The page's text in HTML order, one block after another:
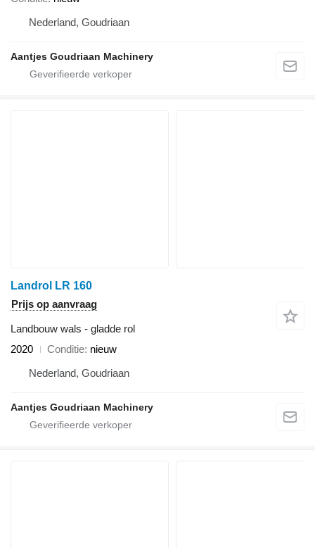
Nederland, Goudriaan
Aantjes Goudriaan Machinery
Landrol LR 160
Prijs op aanvraag
Landbouw wals - gladde rol
2020
Conditie nieuw
Nederland, Goudriaan
Aantjes Goudriaan Machinery